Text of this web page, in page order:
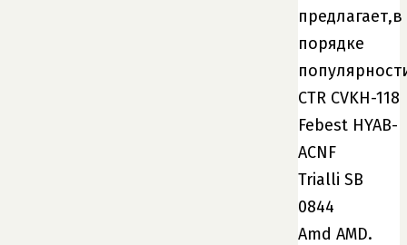
предлагает,в
порядке
CTR CVKH-118
Febest HYAB-
ACNF
Trialli SB
0844
Amd AMD.